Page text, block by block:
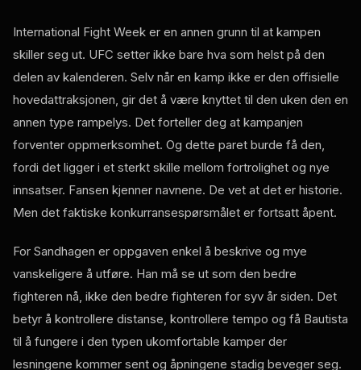
International Fight Week er en annen grunn til at kampen
skiller seg ut. UFC setter ikke bare hva som helst på den
delen av kalenderen. Selv når en kamp ikke er den offisielle
hovedattraksjonen, gir det å være knyttet til den uken den en
annen type rampelys. Det forteller deg at kampanjen
forventer oppmerksomhet. Og dette paret burde få den,
fordi det ligger i et sterkt skille mellom fortrolighet og nye
innsatser. Fansen kjenner navnene. De vet at det er historie.
Men det faktiske konkurransespørsmålet er fortsatt åpent.
For Sandhagen er oppgaven enkel å beskrive og mye
vanskeligere å utføre. Han må se ut som den bedre
fighteren nå, ikke den bedre fighteren for syv år siden. Det
betyr å kontrollere distanse, kontrollere tempo og få Bautista
til å fungere i den typen ukomfortable kamper der
lesningene kommer sent og åpningene stadig beveger seg.